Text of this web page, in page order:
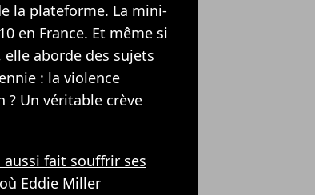
la plateforme. La mini-
en France. Et même si
aborde des sujets
: la violence
Un véritable crève
fait souffrir ses
Eddie Miller